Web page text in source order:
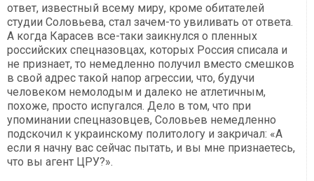
ответ, известный всему миру, кроме обитателей
студии Соловьева, стал зачем-то увиливать от ответа.
А когда Карасев все-таки заикнулся о пленных
российских спецназовцах, которых Россия списала и
не признает, то немедленно получил вместо смешков
в свой адрес такой напор агрессии, что, будучи
человеком немолодым и далеко не атлетичным,
похоже, просто испугался. Дело в том, что при
упоминании спецназовцев, Соловьев немедленно
подскочил к украинскому политологу и закричал: «А
если я начну вас сейчас пытать, и вы мне признаетесь,
что вы агент ЦРУ?».